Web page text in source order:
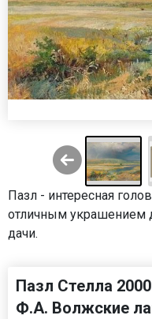
Пазл - интересная
отличным украшением
дачи.
Пазл Стелла
Ф.А. Волжские